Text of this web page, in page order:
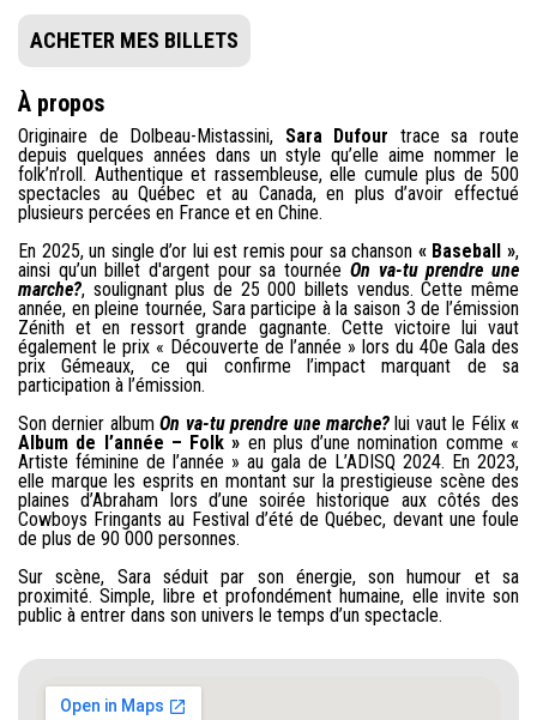
ACHETER MES BILLETS
À propos
Originaire de Dolbeau-Mistassini, Sara Dufour trace sa route
depuis quelques années dans un style qu’elle aime nommer le
folk’n’roll. Authentique et rassembleuse, elle cumule plus de 500
spectacles au Québec et au Canada, en plus d’avoir effectué
plusieurs percées en France et en Chine.
En 2025, un single d’or lui est remis pour sa chanson « Baseball »,
ainsi qu’un billet d'argent pour sa tournée On va-tu prendre une
marche?, soulignant plus de 25 000 billets vendus. Cette même
année, en pleine tournée, Sara participe à la saison 3 de l’émission
Zénith et en ressort grande gagnante. Cette victoire lui vaut
également le prix « Découverte de l’année » lors du 40e Gala des
prix Gémeaux, ce qui confirme l’impact marquant de sa
participation à l’émission.
Son dernier albumOn va-tu prendre une marche?lui vaut le Félix«
Album de l’année – Folk » en plus d’une nomination comme «
Artiste féminine de l’année » au gala de L’ADISQ 2024. En 2023,
elle marque les esprits en montant sur la prestigieuse scène des
plaines d’Abraham lors d’une soirée historique aux côtés des
Cowboys Fringants au Festival d’été de Québec, devant une foule
de plus de 90 000 personnes.
Sur scène, Sara séduit par son énergie, son humour et sa
proximité. Simple, libre et profondément humaine, elle invite son
public à entrer dans son univers le temps d’un spectacle.